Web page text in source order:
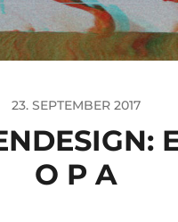
23. SEPTEMBER 2017
O P A